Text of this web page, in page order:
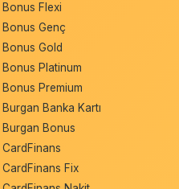
Bonus Flexi
Bonus Genç
Bonus Gold
Bonus Platinum
Bonus Premium
Burgan Banka Kartı
Burgan Bonus
CardFinans
CardFinans Fix